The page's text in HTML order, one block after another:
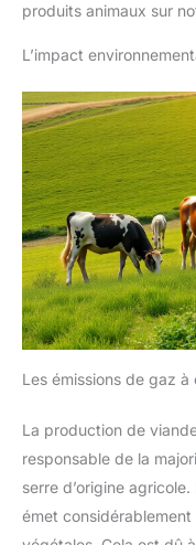
produits animaux sur
L’impact
Les émissions de gaz
La production de
responsable de la
serre d’origine
émet